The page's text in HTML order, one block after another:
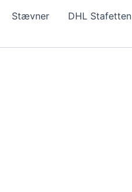
Stævner DHL Stafetten